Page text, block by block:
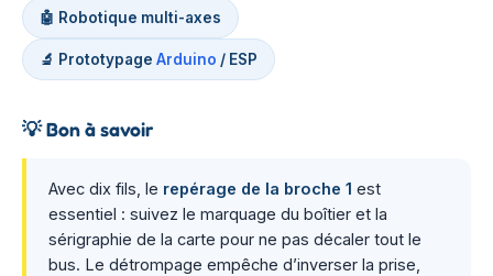
🤖 Robotique multi-axes
🔬 Prototypage Arduino / ESP
💡Bon à savoir
Avec dix fils, le repérage de la broche 1 est
essentiel : suivez le marquage du boîtier et la
sérigraphie de la carte pour ne pas décaler tout le
bus. Le détrompage empêche d’inverser la prise,